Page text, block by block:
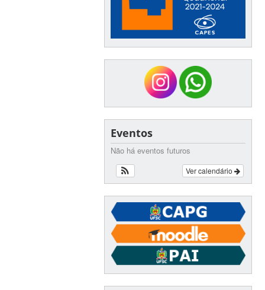
Eventos
Não há eventos futuros
Ver calendário